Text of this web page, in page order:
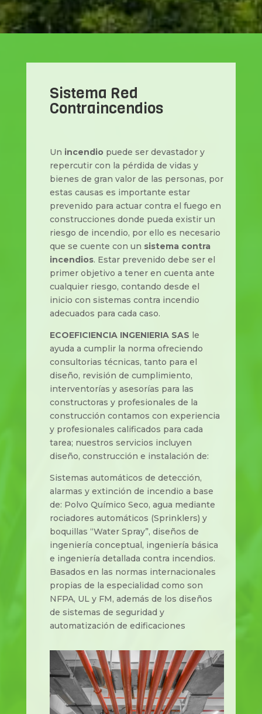
Sistema Red
Contraincendios
Un incendio puede ser devastador y
repercutir con la pérdida de vidas y
bienes de gran valor de las personas, por
estas causas es importante estar
prevenido para actuar contra el fuego en
construcciones donde pueda existir un
riesgo de incendio, por ello es necesario
que se cuente con un sistema contra
incendios. Estar prevenido debe ser el
primer objetivo a tener en cuenta ante
cualquier riesgo, contando desde el
inicio con sistemas contra incendio
adecuados para cada caso.
ECOEFICIENCIA INGENIERIA SAS le
ayuda a cumplir la norma ofreciendo
consultorias técnicas, tanto para el
diseño, revisión de cumplimiento,
interventorías y asesorías para las
constructoras y profesionales de la
construcción contamos con experiencia
y profesionales calificados para cada
tarea; nuestros servicios incluyen
diseño, construcción e instalación de:
Sistemas automáticos de detección,
alarmas y extinción de incendio a base
de: Polvo Químico Seco, agua mediante
rociadores automáticos (Sprinklers) y
boquillas “Water Spray”, diseños de
ingeniería conceptual, ingeniería básica
e ingeniería detallada contra incendios.
Basados en las normas internacionales
propias de la especialidad como son
NFPA, UL y FM, además de los diseños
de sistemas de seguridad y
automatización de edificaciones